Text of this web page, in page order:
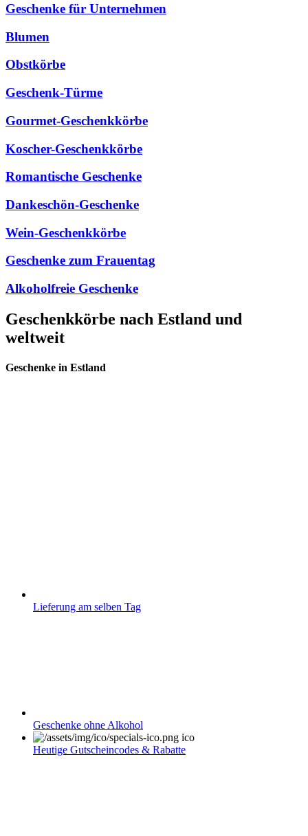
Geschenke für Unternehmen
Blumen
Obstkörbe
Geschenk-Türme
Gourmet-Geschenkkörbe
Koscher-Geschenkkörbe
Romantische Geschenke
Dankeschön-Geschenke
Wein-Geschenkkörbe
Geschenke zum Frauentag
Alkoholfreie Geschenke
Geschenkkörbe nach Estland und
weltweit
Geschenke in Estland
Lieferung am selben Tag
Geschenke ohne Alkohol
Heutige Gutscheincodes & Rabatte